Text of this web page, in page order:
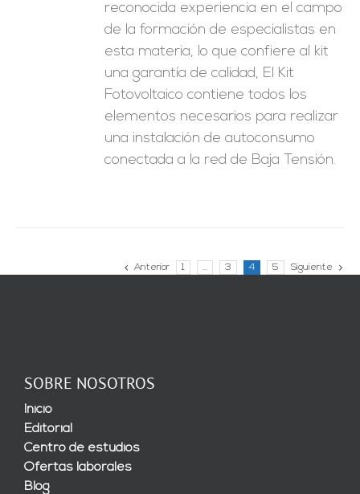
reconocida experiencia en el campo
de la formación de especialistas en
esta materia, lo que confiere al kit
una garantía de calidad, El Kit
Fotovoltaico contiene todos los
elementos necesarios para realizar
una instalación de autoconsumo
conectada a la red de Baja Tensión.
Anterior 1 … 3 4 5 Siguiente
SOBRE NOSOTROS
Inicio
Editorial
Centro de estudios
Ofertas laborales
Blog